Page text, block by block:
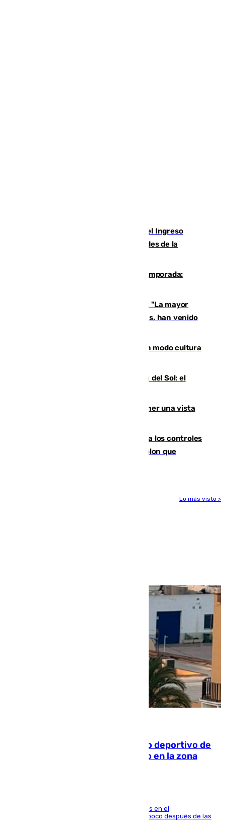
Cádiz aumenta un 15% en el cobro del Ingreso
Mínimo Vital junto a otras particularidades de la
La 'delicatessen' de Isco en la pretemporada:
Un testimonio del colapso en Ceuta: "La mayor
parte de los que han venido son víctimas, han venido
Torrenueva Costa pone el verano en modo cultura
Este es el palmarés del Trofeo Costa del Sol: el
Estos son los mejores sitios para tener una vista
La Junta da explicaciones y refuerza los controles
tras los falsos positivos de cáncer de colon que
Lo más visto >
Un incendio en un local del puerto deportivo de
Fuengirola genera una gran susto en la zona
El fuego se originó alrededor de las 20.45 horas en el
establecimiento El Cateto y quedó extinguido poco después de las